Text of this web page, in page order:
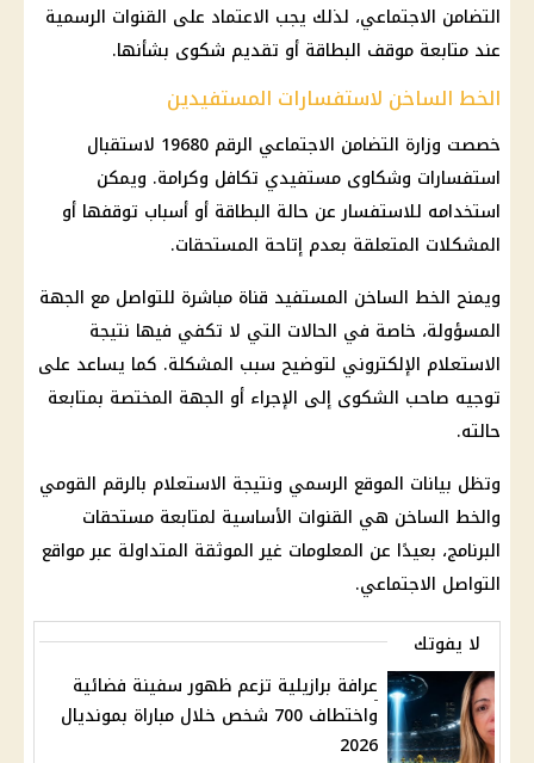
التضامن الاجتماعي، لذلك يجب الاعتماد على القنوات الرسمية
عند متابعة موقف البطاقة أو تقديم شكوى بشأنها.
الخط الساخن لاستفسارات المستفيدين
خصصت وزارة التضامن الاجتماعي
الرقم 19680 لاستقبال
استفسارات وشكاوى مستفيدي تكافل وكرامة. ويمكن
استخدامه للاستفسار عن حالة البطاقة أو أسباب توقفها أو
المشكلات المتعلقة بعدم إتاحة المستحقات.
ويمنح الخط الساخن المستفيد قناة مباشرة للتواصل مع الجهة
المسؤولة، خاصة في الحالات التي لا تكفي فيها نتيجة
الاستعلام الإلكتروني لتوضيح سبب المشكلة. كما يساعد على
توجيه صاحب الشكوى إلى الإجراء أو الجهة المختصة بمتابعة
حالته.
وتظل بيانات الموقع الرسمي ونتيجة الاستعلام بالرقم القومي
والخط الساخن هي القنوات الأساسية لمتابعة مستحقات
البرنامج، بعيدًا عن المعلومات غير الموثقة المتداولة عبر مواقع
التواصل الاجتماعي.
لا يفوتك
عرافة برازيلية تزعم ظهور سفينة فضائية
واختطاف 700 شخص خلال مباراة بمونديال
2026